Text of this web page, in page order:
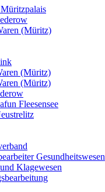
(Müritz)
(Müritz)
(Müritz)
Fleesensee
Gesundheitswesen
Klagewesen